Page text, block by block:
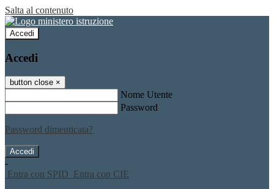
Salta al contenuto
Accedi
Accedi
button close ×
Nome Utente
Password
Password dimenticata?
-
Entra con SPID Entra con CIE